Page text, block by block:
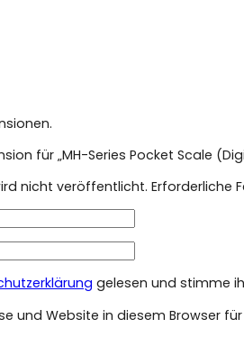
für „MH-Series Pocket Scale
nicht veröffentlicht. Erforderliche
gelesen und stimme
und Website in diesem Browser